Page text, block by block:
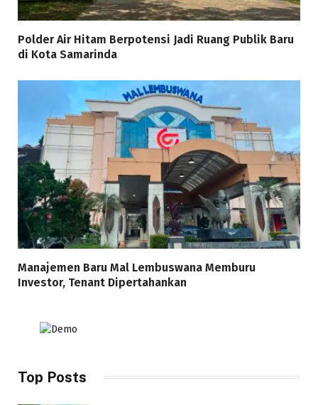
Polder Air Hitam Berpotensi Jadi Ruang Publik Baru
di Kota Samarinda
Manajemen Baru Mal Lembuswana Memburu
Investor, Tenant Dipertahankan
Top Posts